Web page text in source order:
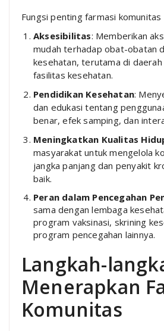
Fungsi penting farmasi komunitas
Aksesibilitas: Memberikan
mudah terhadap obat-obatan
kesehatan, terutama di daerah
fasilitas kesehatan.
Pendidikan Kesehatan:
dan edukasi tentang
benar, efek samping, dan
Meningkatkan Kualitas
masyarakat untuk mengelola
jangka panjang dan penyakit
baik.
Peran dalam Pencegahan
sama dengan lembaga
program vaksinasi, skrining
program pencegahan lainnya.
Langkah-
Menerapkan
Komunitas